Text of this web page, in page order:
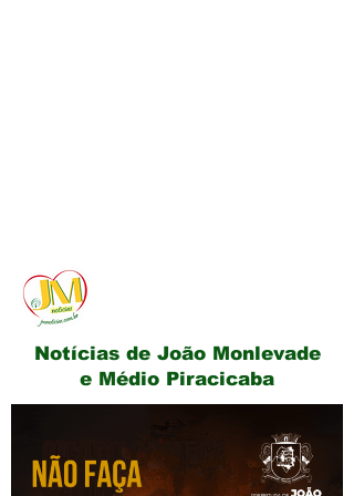
Notícias de João Monlevade
e Médio Piracicaba